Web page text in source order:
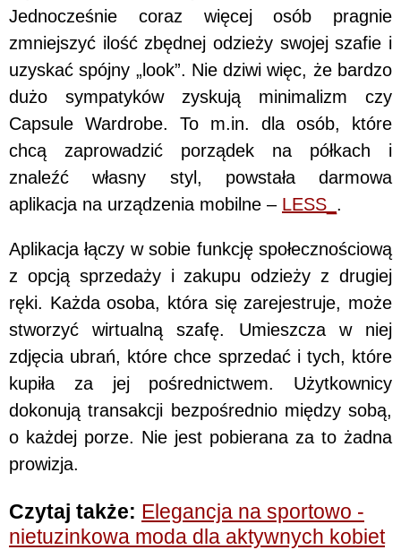
Jednocześnie coraz więcej osób pragnie
zmniejszyć ilość zbędnej odzieży swojej szafie i
uzyskać spójny „look”. Nie dziwi więc, że bardzo
dużo sympatyków zyskują minimalizm czy
Capsule Wardrobe. To m.in. dla osób, które
chcą zaprowadzić porządek na półkach i
znaleźć własny styl, powstała darmowa
aplikacja na urządzenia mobilne – LESS_ .
Aplikacja łączy w sobie funkcję społecznościową
z opcją sprzedaży i zakupu odzieży z drugiej
ręki. Każda osoba, która się zarejestruje, może
stworzyć wirtualną szafę. Umieszcza w niej
zdjęcia ubrań, które chce sprzedać i tych, które
kupiła za jej pośrednictwem. Użytkownicy
dokonują transakcji bezpośrednio między sobą,
o każdej porze. Nie jest pobierana za to żadna
prowizja.
Czytaj także: Elegancja na sportowo -
nietuzinkowa moda dla aktywnych kobiet